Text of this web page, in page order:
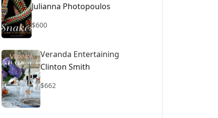
Julianna Photopoulos
$600
Veranda Entertaining
Clinton Smith
$662